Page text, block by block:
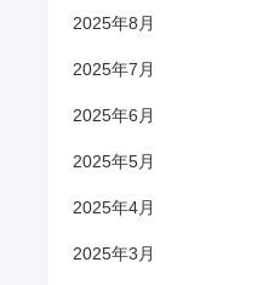
2025年8月
2025年7月
2025年6月
2025年5月
2025年4月
2025年3月